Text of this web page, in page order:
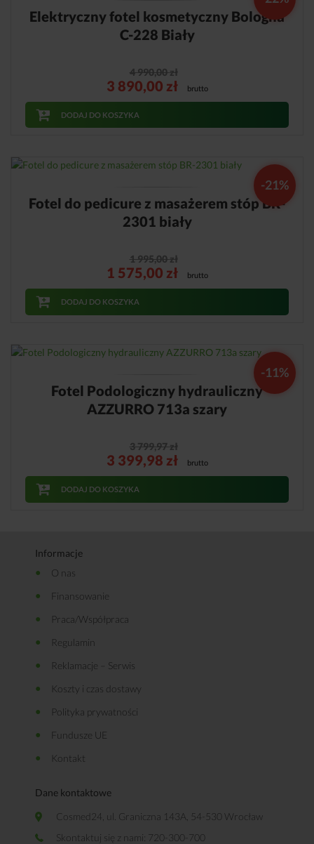
Elektryczny fotel kosmetyczny Bologna
C-228 Biały
4 990,00zł
3 890,00 zł brutto
DODAJ DO KOSZYKA
Fotel do pedicure z masażerem stóp BR-
2301 biały
-21%
1 995,00zł
1 575,00 zł brutto
DODAJ DO KOSZYKA
Fotel Podologiczny hydrauliczny
AZZURRO 713a szary
-11%
3 799,97zł
3 399,98 zł brutto
DODAJ DO KOSZYKA
Informacje
O nas
Finansowanie
Praca/Współpraca
Regulamin
Reklamacje – Serwis
Koszty i czas dostawy
Polityka prywatności
Fundusze UE
Kontakt
Dane kontaktowe
Cosmed24, ul. Graniczna 143A, 54-530 Wrocław
Skontaktuj się z nami: 720-300-700